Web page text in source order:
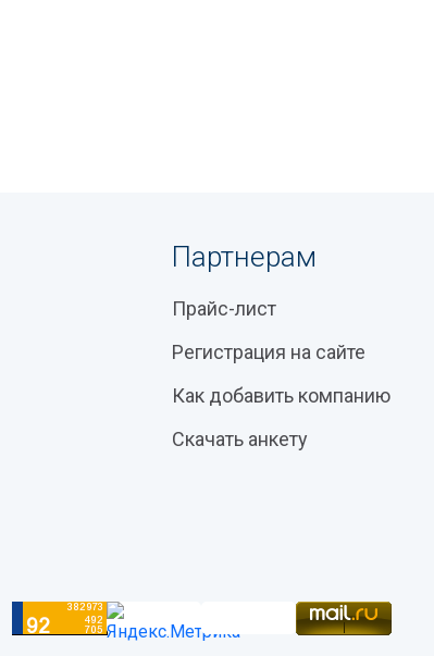
Партнерам
Прайс-лист
Регистрация на сайте
Как добавить компанию
Скачать анкету